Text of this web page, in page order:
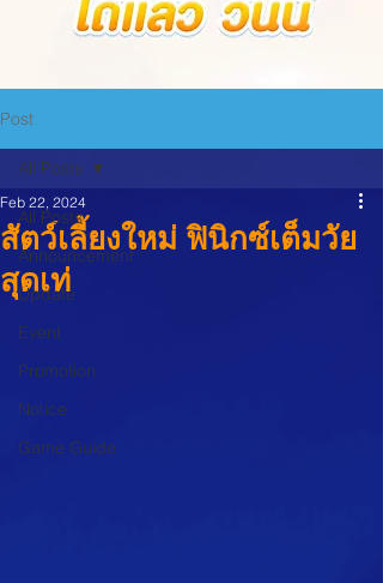
Post
All Posts
Announcement
Update
Event
Promotion
Notice
Game Guide
All Posts
สัตว์เลี้ยงใหม่ ฟินิกซ์เต็มวัย
สุดเท่
Feb 22, 2024